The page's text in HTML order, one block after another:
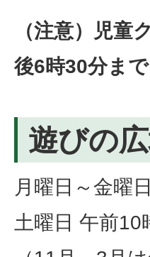
（注意）児童
後6時30分まで
遊びの
月曜日～金曜
土曜日 午前